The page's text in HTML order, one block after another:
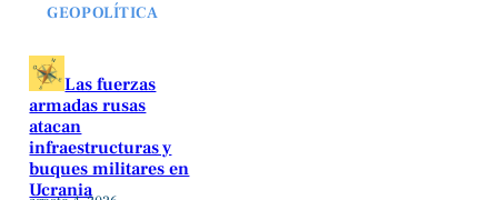
GEOPOLÍTICA
Las fuerzas
armadas rusas
atacan
infraestructuras y
buques militares en
Ucrania